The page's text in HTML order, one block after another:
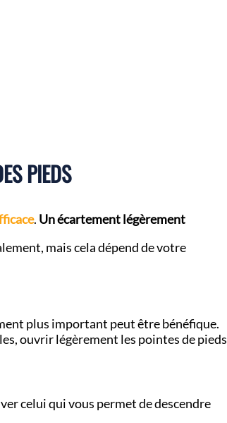
PIEDS
. Un écartement légèrement
mais cela dépend de votre
plus important peut être bénéfique.
ouvrir légèrement les pointes de pieds
celui qui vous permet de descendre